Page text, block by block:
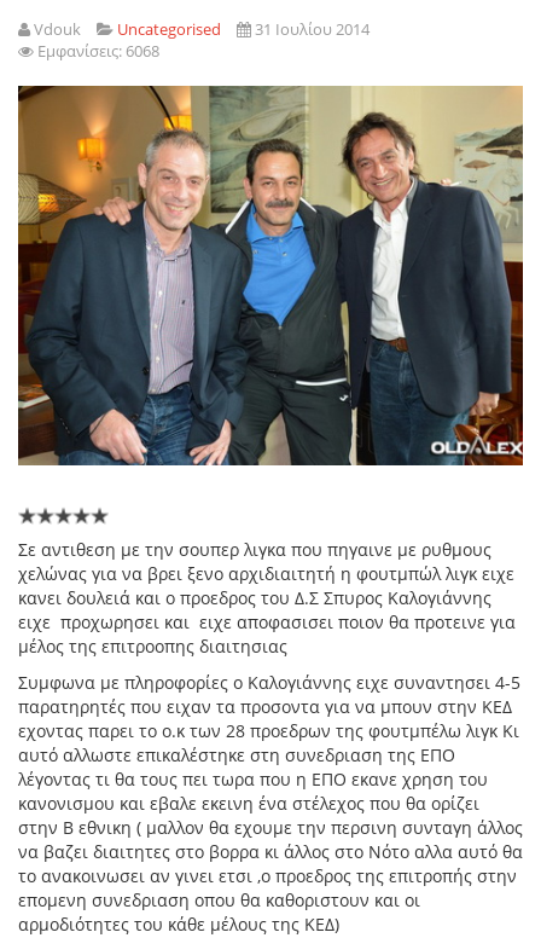
Vdouk Uncategorised
31 Ιουλίου 2014
Εμφανίσεις: 6068
Σε αντιθεση με την σουπερ λιγκα που πηγαινε με ρυθμους
χελώνας για να βρει ξενο αρχιδιαιτητή η φουτμπώλ λιγκ ειχε
κανει δουλειά και ο προεδρος του Δ.Σ Σπυρος Καλογιάννης
ειχε προχωρησει και ειχε αποφασισει ποιον θα προτεινε για
μέλος της επιτροοπης διαιτησιας
Συμφωνα με πληροφορίες ο Καλογιάννης ειχε συναντησει 4-5
παρατηρητές που ειχαν τα προσοντα για να μπουν στην ΚΕΔ
εχοντας παρει το ο.κ των 28 προεδρων της φουτμπέλω λιγκ Κι
αυτό αλλωστε επικαλέστηκε στη συνεδριαση της ΕΠΟ
λέγοντας τι θα τους πει τωρα που η ΕΠΟ εκανε χρηση του
κανονισμου και εβαλε εκεινη ένα στέλεχος που θα ορίζει
στην Β εθνικη ( μαλλον θα εχουμε την περσινη συνταγη άλλος
να βαζει διαιτητες στο βορρα κι άλλος στο Νότο αλλα αυτό θα
το ανακοινωσει αν γινει ετσι ,ο προεδρος της επιτροπής στην
επομενη συνεδριαση οπου θα καθοριστουν και οι
αρμοδιότητες του κάθε μέλους της ΚΕΔ)